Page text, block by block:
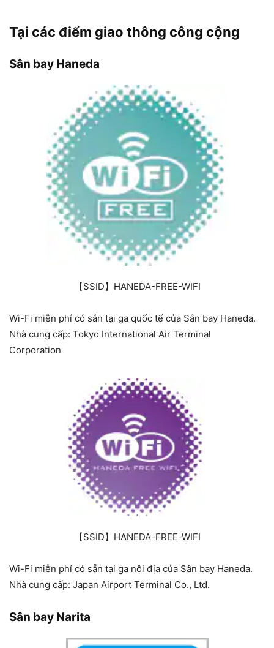
Tại các điểm giao thông công cộng
Sân bay Haneda
【SSID】HANEDA-FREE-WIFI
Wi-Fi miễn phí có sẵn tại ga quốc tế của Sân bay Haneda.
Nhà cung cấp: Tokyo International Air Terminal
Corporation
【SSID】HANEDA-FREE-WIFI
Wi-Fi miễn phí có sẵn tại ga nội địa của Sân bay Haneda.
Nhà cung cấp: Japan Airport Terminal Co., Ltd.
Sân bay Narita